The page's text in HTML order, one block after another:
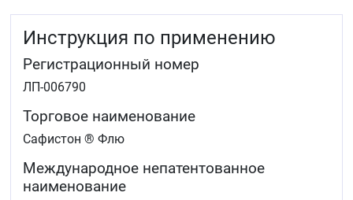
Инструкция по применению
Регистрационный номер
ЛП-006790
Торговое наименование
Сафистон ® Флю
Международное непатентованное
наименование